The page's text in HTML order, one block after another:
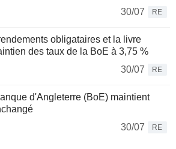
30/07
RE
obligataires et la livre
des taux de la BoE à 3,75 %
30/07
RE
d'Angleterre (BoE) maintient
30/07
RE